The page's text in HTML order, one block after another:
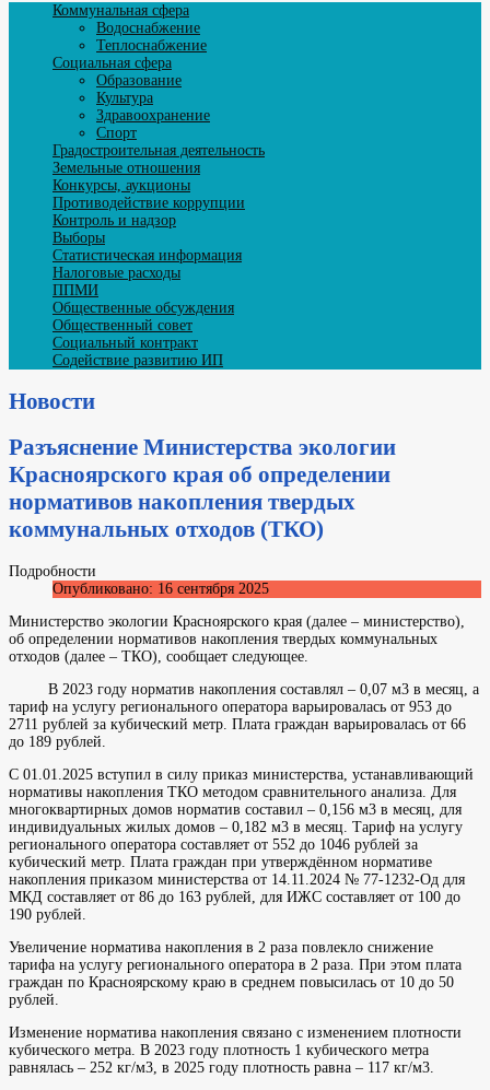
Коммунальная сфера
Водоснабжение
Теплоснабжение
Социальная сфера
Образование
Культура
Здравоохранение
Спорт
Градостроительная деятельность
Земельные отношения
Конкурсы, аукционы
Противодействие коррупции
Контроль и надзор
Выборы
Статистическая информация
Налоговые расходы
ППМИ
Общественные обсуждения
Общественный совет
Социальный контракт
Содействие развитию ИП
Новости
Разъяснение Министерства экологии
Красноярского края об определении
нормативов накопления твердых
коммунальных отходов (ТКО)
Подробности
Опубликовано: 16 сентября 2025
Министерство экологии Красноярского края (далее – министерство),
об определении нормативов накопления твердых коммунальных
отходов (далее – ТКО), сообщает следующее.
В 2023 году норматив накопления составлял – 0,07 м3 в месяц, а
тариф на услугу регионального оператора варьировалась от 953 до
2711 рублей за кубический метр. Плата граждан варьировалась от 66
до 189 рублей.
С 01.01.2025 вступил в силу приказ министерства, устанавливающий
нормативы накопления ТКО методом сравнительного анализа. Для
многоквартирных домов норматив составил – 0,156 м3 в месяц, для
индивидуальных жилых домов – 0,182 м3 в месяц. Тариф на услугу
регионального оператора составляет от 552 до 1046 рублей за
кубический метр. Плата граждан при утверждённом нормативе
накопления приказом министерства от 14.11.2024 № 77-1232-Од для
МКД составляет от 86 до 163 рублей, для ИЖС составляет от 100 до
190 рублей.
Увеличение норматива накопления в 2 раза повлекло снижение
тарифа на услугу регионального оператора в 2 раза. При этом плата
граждан по Красноярскому краю в среднем повысилась от 10 до 50
рублей.
Изменение норматива накопления связано с изменением плотности
кубического метра. В 2023 году плотность 1 кубического метра
равнялась – 252 кг/м3, в 2025 году плотность равна – 117 кг/м3.